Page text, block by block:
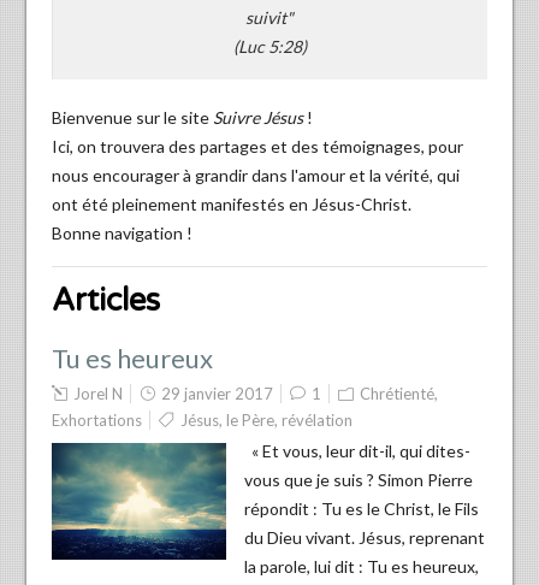
suivit"
(Luc 5:28)
Bienvenue sur le site Suivre Jésus!
Ici, on trouvera des partages et des témoignages, pour
nous encourager à grandir dans l'amour et la vérité, qui
ont été pleinement manifestés en Jésus-Christ.
Bonne navigation !
Articles
Tu es heureux
Jorel N 29 janvier 2017 1 Chrétienté,
Exhortations
Jésus, le Père, révélation
« Et vous, leur dit-il, qui dites-
vous que je suis ? Simon Pierre
répondit : Tu es le Christ, le Fils
du Dieu vivant. Jésus, reprenant
la parole, lui dit : Tu es heureux,